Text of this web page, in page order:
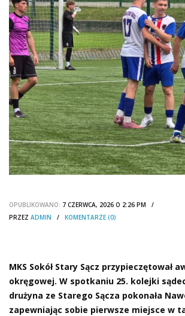
OPUBLIKOWANO: 7 CZERWCA, 2026 O 2:26 PM /
PRZEZ ADMIN / KOMENTARZE (0)
MKS Sokół Stary Sącz przypieczętował
okręgowej. W spotkaniu 25. kolejki
drużyna ze Starego Sącza pokonała
zapewniając sobie pierwsze miejsce w